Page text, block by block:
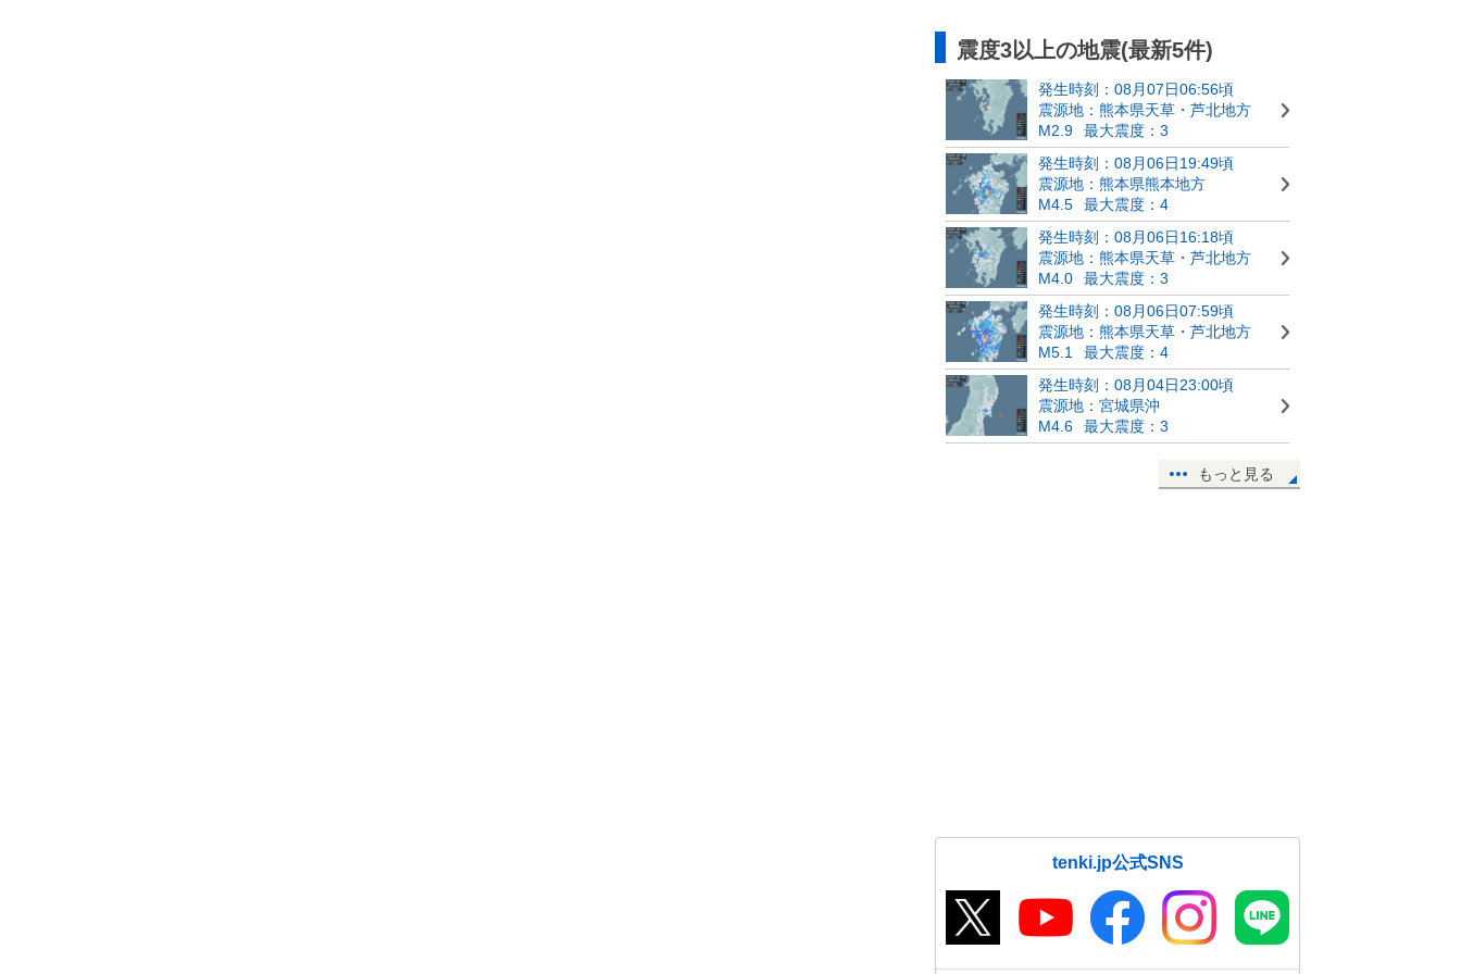
震度3以上の地震(最新5件)
発生時刻：08月07日06:56頃
震源地：熊本県天草・芦北地方
M2.9
最大震度：3
発生時刻：08月06日19:49頃
震源地：熊本県熊本地方
M4.5
最大震度：4
発生時刻：08月06日16:18頃
震源地：熊本県天草・芦北地方
M4.0
最大震度：3
発生時刻：08月06日07:59頃
震源地：熊本県天草・芦北地方
M5.1
最大震度：4
発生時刻：08月04日23:00頃
震源地：宮城県沖
M4.6
最大震度：3
もっと見る
tenki.jp公式SNS